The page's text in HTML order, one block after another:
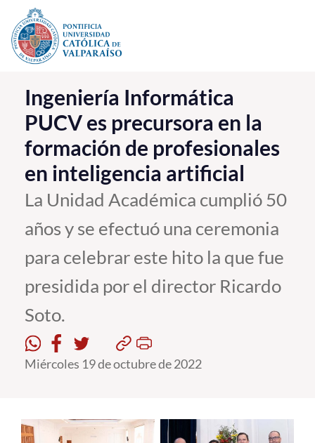
Click acá para ir directamente al contenido
La Universidad
Investigación, Creación e Innovación
PUCV Internacional
Vinculación con el Medio
Admisión
Postgrado
Formación Continua
Estudiantes
Alumni
Ingeniería Informática
PUCV es precursora en la
formación de profesionales
en inteligencia artificial
La Unidad Académica cumplió 50
años y se efectuó una ceremonia
para celebrar este hito la que fue
presidida por el director Ricardo
Soto.
Miércoles 19 de octubre de 2022